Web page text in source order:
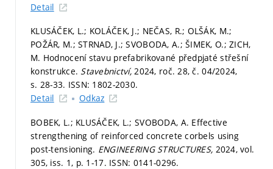
Detail
KLUSÁČEK, L.; KOLÁČEK, J.; NEČAS, R.; OLŠÁK, M.;
POŽÁR, M.; STRNAD, J.; SVOBODA, A.; ŠIMEK, O.; ZICH,
M. Hodnocení stavu prefabrikované předpjaté střešní
konstrukce. Stavebnictví,2024, roč. 28, č. 04/2024,
s. 28-33. ISSN: 1802-2030.
Detail
Odkaz
BOBEK, L.; KLUSÁČEK, L.; SVOBODA, A. Effective
strengthening of reinforced concrete corbels using
post-tensioning. ENGINEERING STRUCTURES, 2024, vol.
305, iss. 1, p. 1-17. ISSN: 0141-0296.